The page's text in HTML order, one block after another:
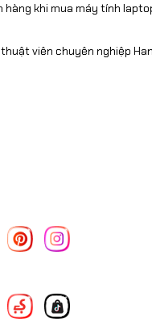
chuyên sâu
toàn quốc
nay!
hàng khi mua máy tính
viên chuyên nghiệp